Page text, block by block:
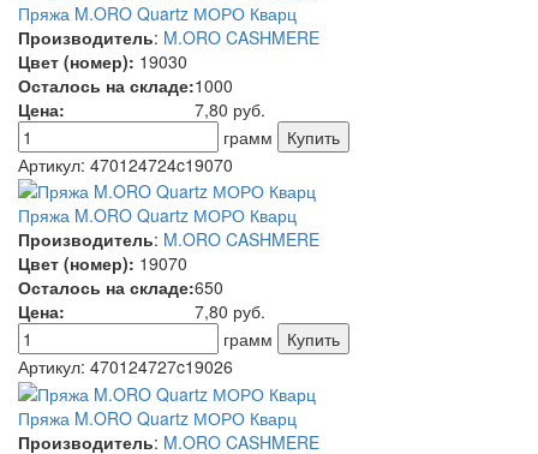
Пряжа M.ORO Quartz МОРО Кварц
Производитель: M.ORO CASHMERE
Цвет (номер): 19030
Осталось на складе:1000
Цена:
7,80 руб.
грамм
Артикул: 470124724c19070
Пряжа M.ORO Quartz МОРО Кварц
Производитель: M.ORO CASHMERE
Цвет (номер): 19070
Осталось на складе:650
Цена:
7,80 руб.
грамм
Артикул: 470124727c19026
Пряжа M.ORO Quartz МОРО Кварц
Производитель: M.ORO CASHMERE